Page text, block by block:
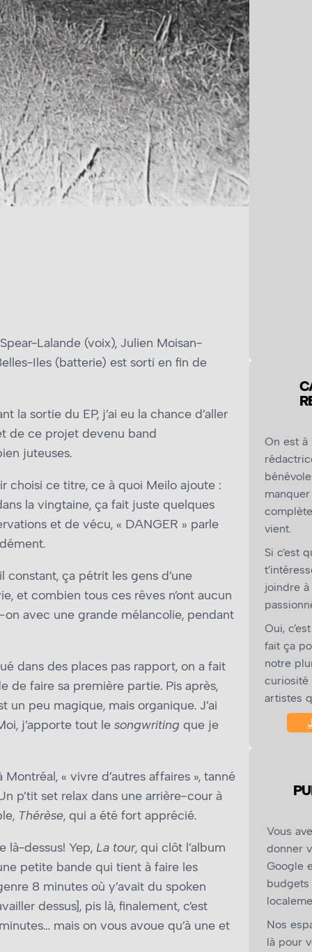
Lalande (voix), Julien Moisan-
Iles (batterie) est sorti en fin de
la sortie du EP, j’ai eu la chance d’aller
de ce projet devenu band
juteuses.
choisi ce titre, ce à quoi Meilo ajoute :
la vingtaine, ça fait juste quelques
et de vécu, « DANGER » parle
ça pétrit les gens d’une
et combien tous ces rêves n’ont aucun
on avec une grande mélancolie, pendant
dans des places pas rapport, on a fait
de faire sa première partie. Pis après,
un peu magique, mais organique. J’ai
j’apporte tout le songwriting que je
« vivre d’autres affaires », tanné
p’tit set relax dans une arrière-cour à
Thérèse, qui a été fort apprécié.
là-dessus! Yep, La tour, qui clôt l’album
petite bande qui tient à faire les
8 minutes où y’avait du spoken
dessus], pis là, finalement, c’est
mais on vous avoue qu’à une et
On est
vient.
Si c’est
joindre
Oui,
fait ça
notre
curiosité
artistes
Vous
donner
Google
Nos
là pour